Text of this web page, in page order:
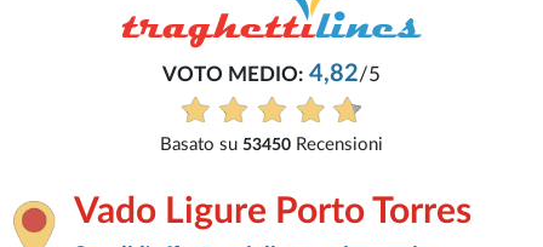
VOTO MEDIO: 4,82/5
Basato su 53450 Recensioni
Vado Ligure Porto Torres